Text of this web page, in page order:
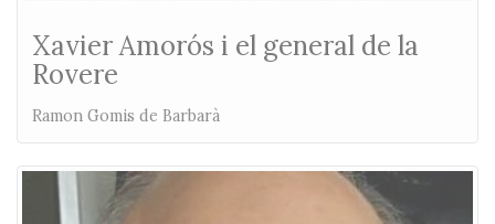
Xavier Amorós i el general de la
Rovere
Ramon Gomis de Barbarà